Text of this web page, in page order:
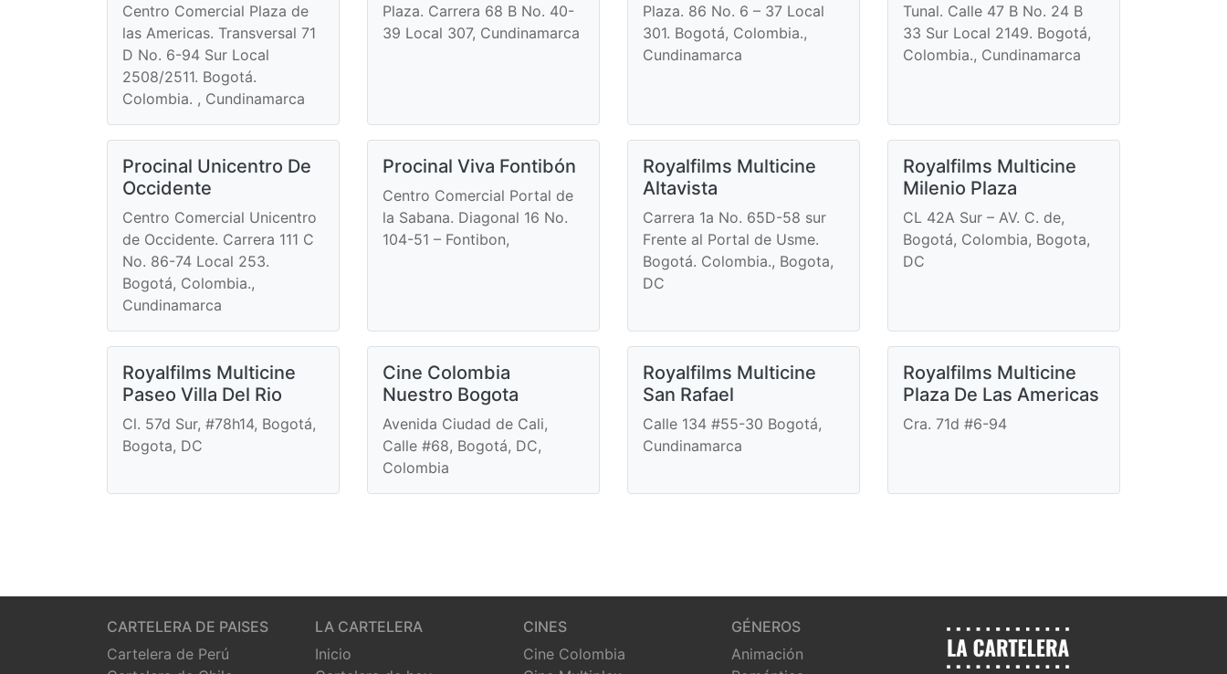
Centro Comercial Plaza de
las Americas. Transversal 71
D No. 6-94 Sur Local
2508/2511. Bogotá.
Colombia. , Cundinamarca
Plaza. Carrera 68 B No. 40-
39 Local 307, Cundinamarca
Plaza. 86 No. 6 – 37 Local
301. Bogotá, Colombia.,
Cundinamarca
Tunal. Calle 47 B No. 24 B
33 Sur Local 2149. Bogotá,
Colombia., Cundinamarca
Procinal Unicentro De
Occidente
Centro Comercial Unicentro
de Occidente. Carrera 111 C
No. 86-74 Local 253.
Bogotá, Colombia.,
Cundinamarca
Procinal Viva Fontibón
Centro Comercial Portal de
la Sabana. Diagonal 16 No.
104-51 – Fontibon,
Royalfilms Multicine
Altavista
Carrera 1a No. 65D-58 sur
Frente al Portal de Usme.
Bogotá. Colombia., Bogota,
DC
Royalfilms Multicine
Milenio Plaza
CL 42A Sur – AV. C. de,
Bogotá, Colombia, Bogota,
DC
Royalfilms Multicine
Paseo Villa Del Rio
Cl. 57d Sur, #78h14, Bogotá,
Bogota, DC
Cine Colombia
Nuestro Bogota
Avenida Ciudad de Cali,
Calle #68, Bogotá, DC,
Colombia
Royalfilms Multicine
San Rafael
Calle 134 #55-30 Bogotá,
Cundinamarca
Royalfilms Multicine
Plaza De Las Americas
Cra. 71d #6-94
CARTELERA DE PAISES
Cartelera de Perú
LA CARTELERA
Inicio
CINES
Cine Colombia
GÉNEROS
Animación